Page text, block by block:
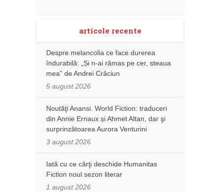
articole recente
Despre melancolia ce face durerea
îndurabilă: „Și n-ai rămas pe cer, steaua
mea” de Andrei Crăciun
5 august 2026
Noutăţi Anansi. World Fiction: traduceri
din Annie Ernaux și Ahmet Altan, dar şi
surprinzătoarea Aurora Venturini
3 august 2026
Iată cu ce cărţi deschide Humanitas
Fiction noul sezon literar
1 august 2026